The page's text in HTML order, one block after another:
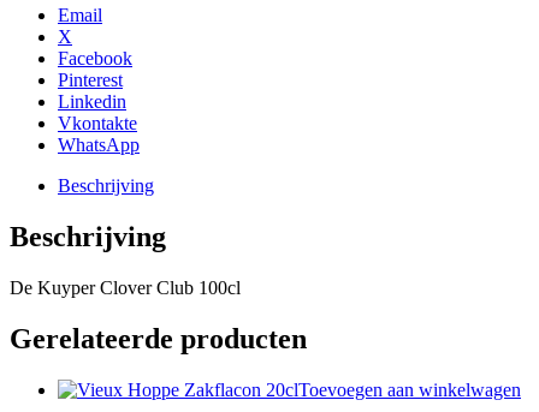
aantal
Email
X
Facebook
Pinterest
Linkedin
Vkontakte
WhatsApp
Beschrijving
Beschrijving
De Kuyper Clover Club 100cl
Gerelateerde producten
Toevoegen aan winkelwagen